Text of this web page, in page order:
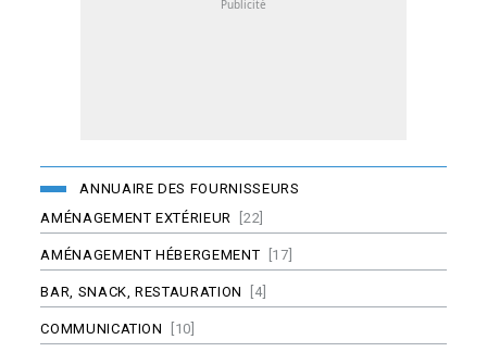
ANNUAIRE DES FOURNISSEURS
AMÉNAGEMENT EXTÉRIEUR [22]
AMÉNAGEMENT HÉBERGEMENT [17]
BAR, SNACK, RESTAURATION [4]
COMMUNICATION [10]